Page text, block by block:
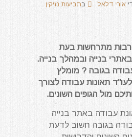
אורי דלאל בתביעות נזיקין
רבות מתרחשות בעת
בנייה ובמהלך בנייה.
בגובה ? מומלץ
תאונות עבודה לצורך
מול הגופים השונים.
עבודה באתר בנייה
בגובה חשוב לדעת